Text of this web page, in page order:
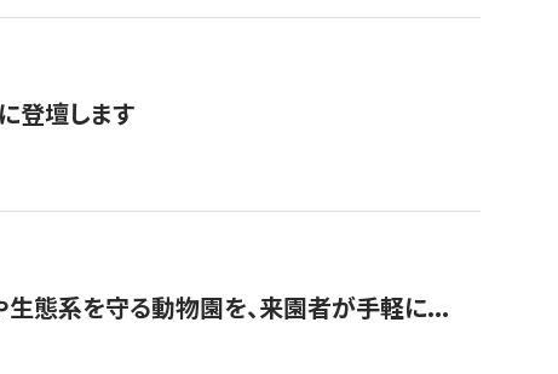
登壇します
態系を守る動物園を、来園者が手軽に...